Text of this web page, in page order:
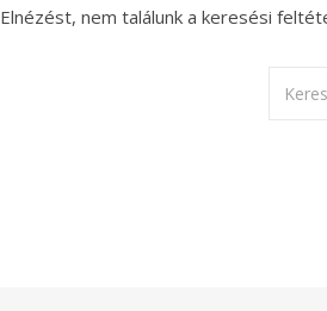
Elnézést, nem találunk a keresési